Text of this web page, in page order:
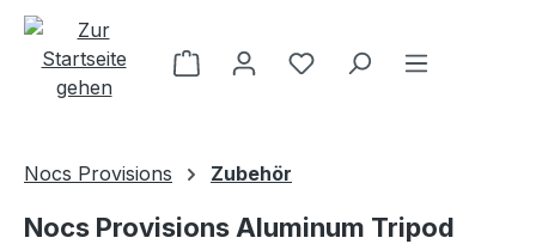
Zum Hauptinhalt springen
Nocs Provisions Zubehör
Nocs Provisions Aluminum Tripod